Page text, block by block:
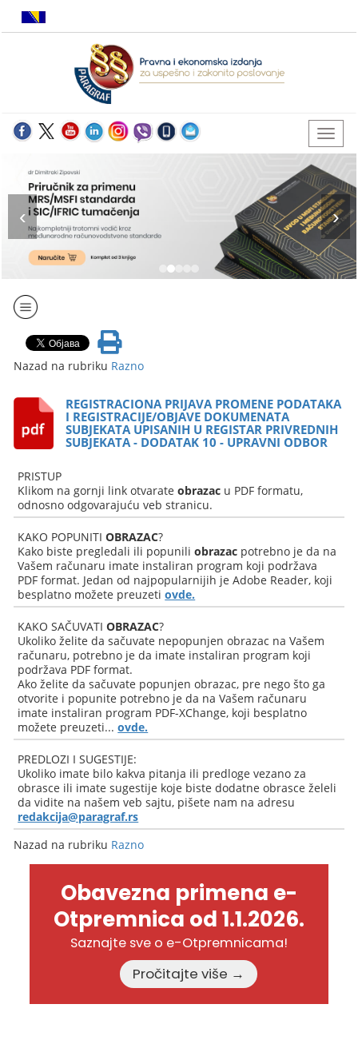
Nazad na rubriku Razno
REGISTRACIONA PRIJAVA PROMENE PODATAKA
I REGISTRACIJE/OBJAVE DOKUMENATA
SUBJEKATA UPISANIH U REGISTAR PRIVREDNIH
SUBJEKATA - DODATAK 10 - UPRAVNI ODBOR
PRISTUP
Klikom na gornji link otvarateobrazac u PDF formatu,
odnosno odgovarajuću veb stranicu.
KAKO POPUNITIOBRAZAC?
Kako biste pregledali ili popuniliobrazac potrebno je da na
Vašem računaru imate instaliran program koji podržava
PDF format. Jedan od najpopularnijih je Adobe Reader, koji
besplatno možete preuzetiovde.
KAKO SAČUVATIOBRAZAC?
Ukoliko želite da sačuvate nepopunjen obrazac na Vašem
računaru, potrebno je da imate instaliran program koji
podržava PDF format.
Ako želite da sačuvate popunjen obrazac, pre nego što ga
otvorite i popunite potrebno je da na Vašem računaru
imate instaliran program PDF-XChange, koji besplatno
možete preuzeti...ovde.
PREDLOZI I SUGESTIJE:
Ukoliko imate bilo kakva pitanja ili predloge vezano za
obrasce ili imate sugestije koje biste dodatne obrasce želeli
da vidite na našem veb sajtu, pišete nam na adresu
redakcija@paragraf.rs
Nazad na rubriku Razno
Obavezna primena e-
Otpremnica od 1.1.2026.
Saznajte sve o e-Otpremnicama!
Pročitajte više →